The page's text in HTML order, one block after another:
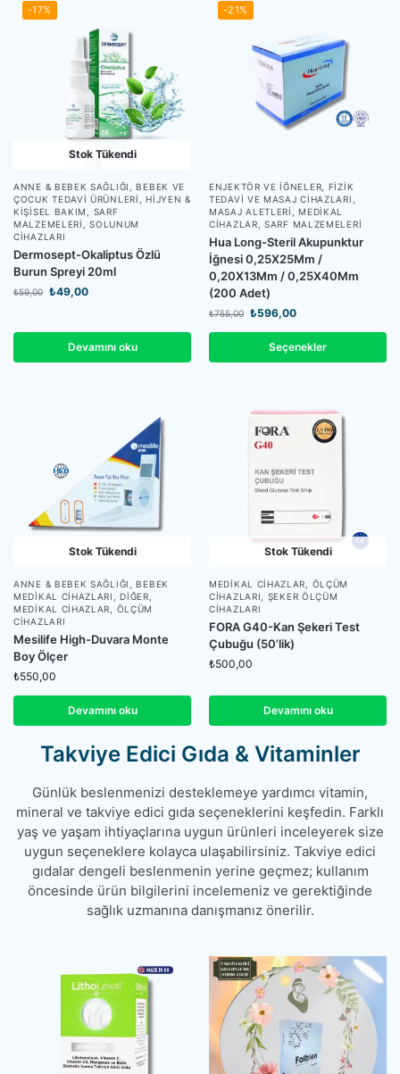
-17%
Stok Tükendi
ANNE & BEBEK SAĞLIĞI , BEBEK VE
ÇOCUK TEDAVI ÜRÜNLERI , HIJYEN &
KIŞISEL BAKIM , SARF
MALZEMELERI ,SOLUNUM
CIHAZLARI
Dermosept-Okaliptus Özlü
Burun Spreyi 20ml
₺59,00 ₺49,00
Devamını oku
-21%
ENJEKTÖR VE İĞNELER, FIZIK
TEDAVI VE MASAJ CIHAZLARI ,
MASAJ ALETLERI , MEDIKAL
CIHAZLAR,SARF MALZEMELERI
Hua Long-Steril Akupunktur
İğnesi 0,25X25Mm /
0,20X13Mm / 0,25X40Mm
(200 Adet)
₺755,00 ₺596,00
Seçenekler
Stok Tükendi
ANNE & BEBEK SAĞLIĞI , BEBEK
MEDIKAL CIHAZLARI , DIĞER,
MEDIKAL CIHAZLAR, ÖLÇÜM
CIHAZLARI
Mesilife High-Duvara Monte
Boy Ölçer
₺550,00
Devamını oku
Stok Tükendi
MEDIKAL CIHAZLAR, ÖLÇÜM
CIHAZLARI, ŞEKER ÖLÇÜM
CIHAZLARI
FORA G40-Kan Şekeri Test
Çubuğu (50’lik)
₺500,00
Devamını oku
Takviye Edici Gıda & Vitaminler
Günlük beslenmenizi desteklemeye yardımcı vitamin,
mineral ve takviye edici gıda seçeneklerini keşfedin. Farklı
yaş ve yaşam ihtiyaçlarına uygun ürünleri inceleyerek size
uygun seçeneklere kolayca ulaşabilirsiniz. Takviye edici
gıdalar dengeli beslenmenin yerine geçmez; kullanım
öncesinde ürün bilgilerini incelemeniz ve gerektiğinde
sağlık uzmanına danışmanız önerilir.